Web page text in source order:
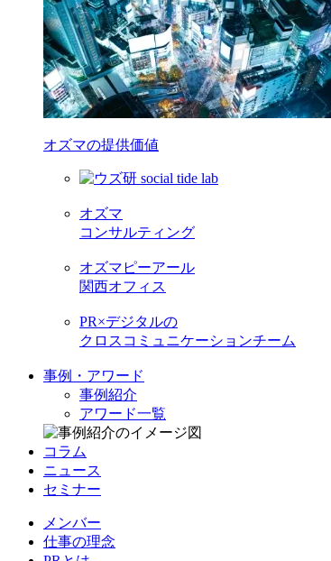
オズマの提供価値
オズマ
コンサルティング
オズマピーアール
関西オフィス
PR×デジタルの
クロスコミュニケーションチーム
事例・アワード
事例紹介
アワード一覧
コラム
ニュース
セミナー
メンバー
仕事の理念